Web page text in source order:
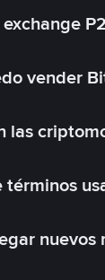
vender
las
términos
nuevos